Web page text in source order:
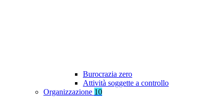
Burocrazia zero
Attività soggette a controllo
Organizzazione 10